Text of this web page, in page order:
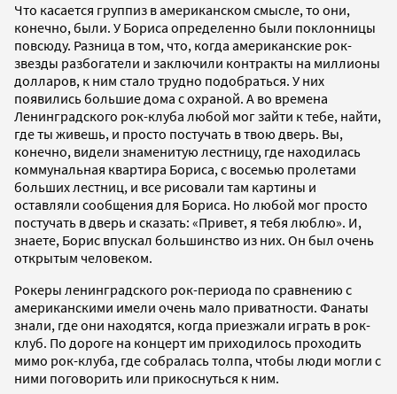
Что касается группиз в американском смысле, то они,
конечно, были. У Бориса определенно были поклонницы
повсюду. Разница в том, что, когда американские рок-
звезды разбогатели и заключили контракты на миллионы
долларов, к ним стало трудно подобраться. У них
появились большие дома с охраной. А во времена
Ленинградского рок-клуба любой мог зайти к тебе, найти,
где ты живешь, и просто постучать в твою дверь. Вы,
конечно, видели знаменитую лестницу, где находилась
коммунальная квартира Бориса, с восемью пролетами
больших лестниц, и все рисовали там картины и
оставляли сообщения для Бориса. Но любой мог просто
постучать в дверь и сказать: «Привет, я тебя люблю». И,
знаете, Борис впускал большинство из них. Он был очень
открытым человеком.
Рокеры ленинградского рок-периода по сравнению с
американскими имели очень мало приватности. Фанаты
знали, где они находятся, когда приезжали играть в рок-
клуб. По дороге на концерт им приходилось проходить
мимо рок-клуба, где собралась толпа, чтобы люди могли с
ними поговорить или прикоснуться к ним.